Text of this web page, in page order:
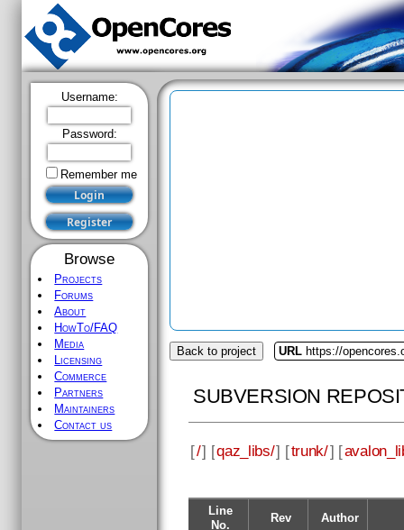
Username:
Password:
Remember me
Browse
Projects
Forums
About
HowTo/FAQ
Media
Licensing
Commerce
Partners
Maintainers
Contact us
Back to project URL https://
SUBVERSION
[/] [qaz_libs/] [trunk/] [
Line
No.
Rev Author